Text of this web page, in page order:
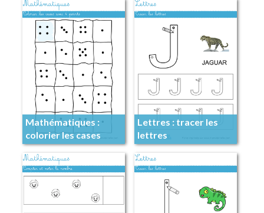
Mathématiques :
colorier les cases
avec 4 points
Lettres : tracer les
lettres